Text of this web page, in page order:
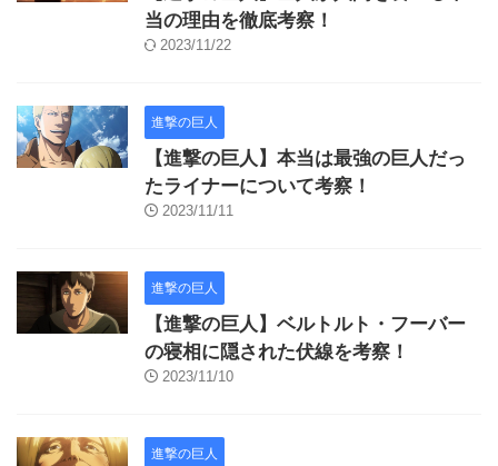
当の理由を徹底考察！
2023/11/22
進撃の巨人
【進撃の巨人】本当は最強の巨人だっ
たライナーについて考察！
2023/11/11
進撃の巨人
【進撃の巨人】ベルトルト・フーバー
の寝相に隠された伏線を考察！
2023/11/10
進撃の巨人